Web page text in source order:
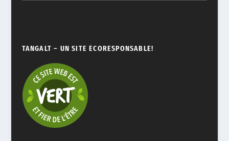
TANGALT – UN SITE ÉCORESPONSABLE!